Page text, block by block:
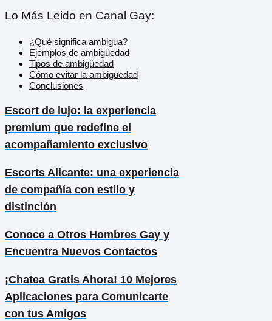
Lo Más Leido en Canal Gay:
¿Qué significa ambigua?
Ejemplos de ambigüedad
Tipos de ambigüedad
Cómo evitar la ambigüedad
Conclusiones
Escort de lujo: la experiencia
premium que redefine el
acompañamiento exclusivo
Escorts Alicante: una experiencia
de compañía con estilo y
distinción
Conoce a Otros Hombres Gay y
Encuentra Nuevos Contactos
¡Chatea Gratis Ahora! 10 Mejores
Aplicaciones para Comunicarte
con tus Amigos